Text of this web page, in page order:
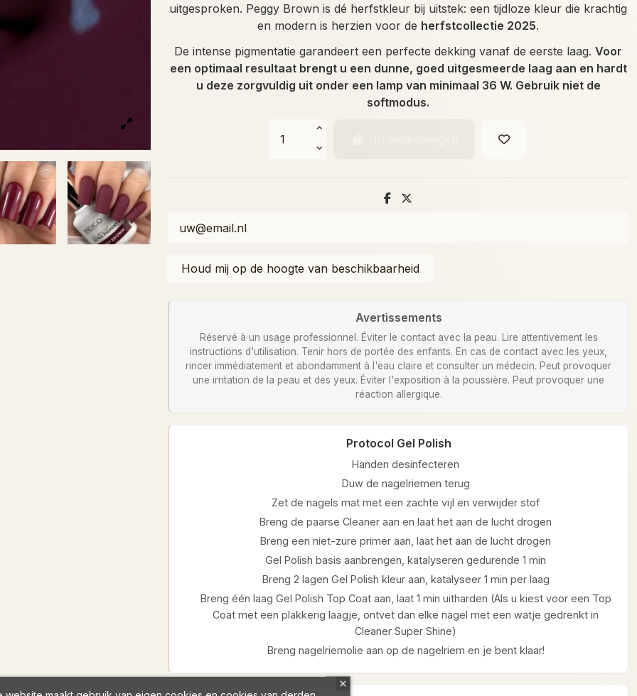
uitgesproken. Peggy Brown is dé herfstkleur bij uitstek: een tijdloze kleur die krachtig
en modern is herzien voor de herfstcollectie 2025.
De intense pigmentatie garandeert een perfecte dekking vanaf de eerste laag. Voor
een optimaal resultaat brengt u een dunne, goed uitgesmeerde laag aan en hardt
u deze zorgvuldig uit onder een lamp van minimaal 36 W. Gebruik niet de
softmodus.
Avertissements
Réservé à un usage professionnel. Éviter le contact avec la peau. Lire attentivement les
instructions d'utilisation. Tenir hors de portée des enfants. En cas de contact avec les yeux,
rincer immédiatement et abondamment à l'eau claire et consulter un médecin. Peut provoquer
une irritation de la peau et des yeux. Éviter l'exposition à la poussière. Peut provoquer une
réaction allergique.
Protocol Gel Polish
Handen desinfecteren
Duw de nagelriemen terug
Zet de nagels mat met een zachte vijl en verwijder stof
Breng de paarse Cleaner aan en laat het aan de lucht drogen
Breng een niet-zure primer aan, laat het aan de lucht drogen
Gel Polish basis aanbrengen, katalyseren gedurende 1 min
Breng 2 lagen Gel Polish kleur aan, katalyseer 1 min per laag
Breng één laag Gel Polish Top Coat aan, laat 1 min uitharden (Als u kiest voor een Top
Coat met een plakkerig laagje, ontvet dan elke nagel met een watje gedrenkt in
Cleaner Super Shine)
Breng nagelriemolie aan op de nagelriem en je bent klaar!